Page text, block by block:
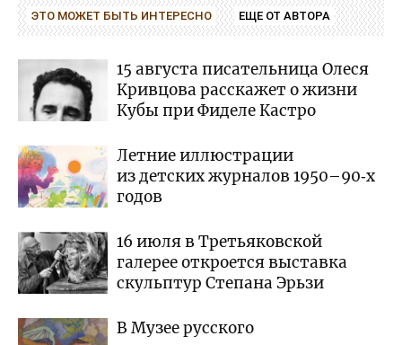
ЭТО МОЖЕТ БЫТЬ ИНТЕРЕСНО ЕЩЕ ОТ АВТОРА
15 августа писательница Олеся
Кривцова расскажет о жизни
Кубы при Фиделе Кастро
Летние иллюстрации
из детских журналов 1950–90‑х
годов
16 июля в Третьяковской
галерее откроется выставка
скульптур Степана Эрьзи
В Музее русского